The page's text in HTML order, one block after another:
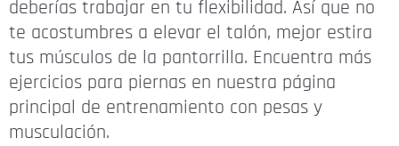
deberías trabajar en tu flexibilidad. Así que no
te acostumbres a elevar el talón, mejor estira
tus músculos de la pantorrilla. Encuentra más
ejercicios para piernas en nuestra página
principal de entrenamiento con pesas y
musculación.